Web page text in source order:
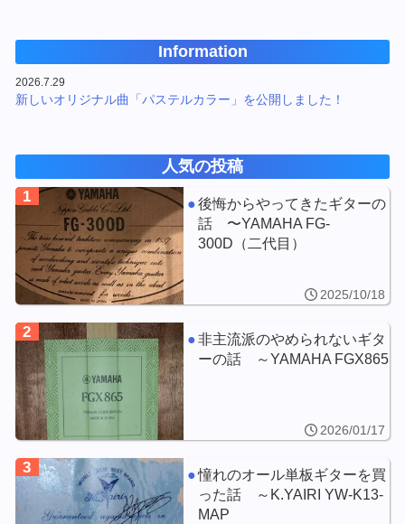
Information
2026.7.29
新しいオリジナル曲「パステルカラー」を公開しました！
人気の投稿
1
後悔からやってきたギターの
話 〜YAMAHA FG-
300D（二代目）
2025/10/18
2
非主流派のやめられないギタ
ーの話 ～YAMAHA FGX865
2026/01/17
3
憧れのオール単板ギターを買
った話 ～K.YAIRI YW-K13-
MAP